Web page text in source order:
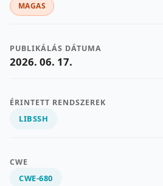
MAGAS
PUBLIKÁLÁS DÁTUMA
2026. 06. 17.
ÉRINTETT RENDSZEREK
LIBSSH
CWE
CWE-680